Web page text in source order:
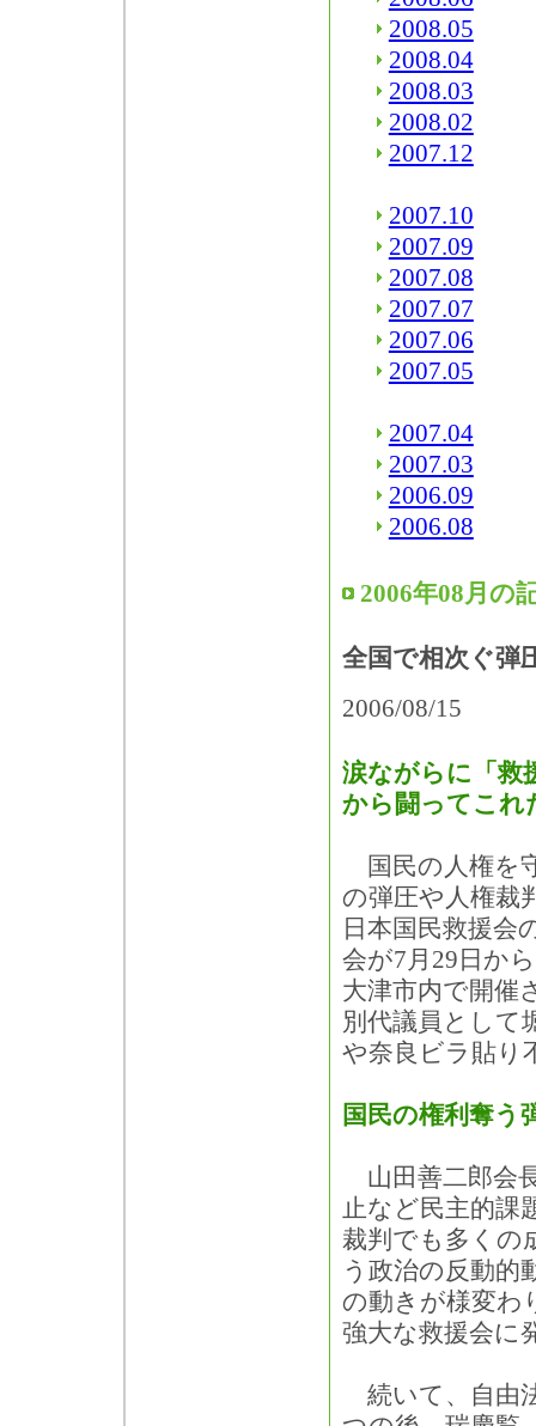
2008.05
2008.04
2008.03
2008.02
2007.12
2007.10
2007.09
2007.08
2007.07
2007.06
2007.05
2007.04
2007.03
2006.09
2006.08
2006年08月の
全国で相次ぐ弾
2006/08/15
涙ながらに「救
から闘ってこれ
国民の人権を
の弾圧や人権裁
日本国民救援会
会が7月29日か
大津市内で開催
別代議員として
や奈良ビラ貼り
国民の権利奪う
山田善二郎会
止など民主的課
裁判でも多くの
う政治の反動的
の動きが様変わ
強大な救援会に
続いて、自由